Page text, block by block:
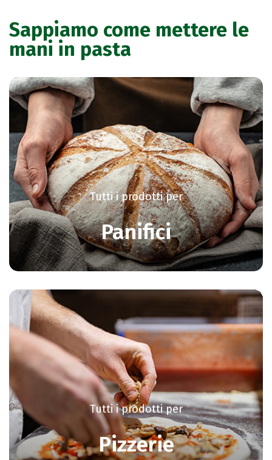
Sappiamo come mettere le
mani in pasta
Tutti i prodotti per
Panifici
Tutti i prodotti per
Pizzerie